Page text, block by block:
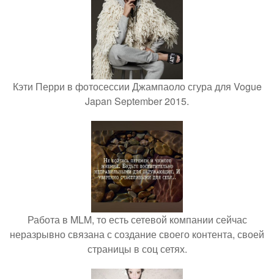
Кэти Перри в фотосессии Джампаоло сгура для Vogue
Japan September 2015.
Работа в MLM, то есть сетевой компании сейчас
неразрывно связана с создание своего контента, своей
страницы в соц сетях.